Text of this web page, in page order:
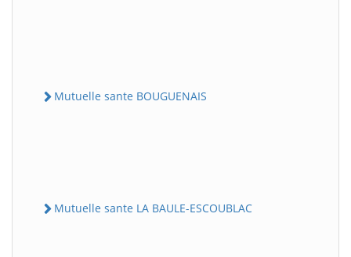
Mutuelle sante BOUGUENAIS
Mutuelle sante LA BAULE-ESCOUBLAC